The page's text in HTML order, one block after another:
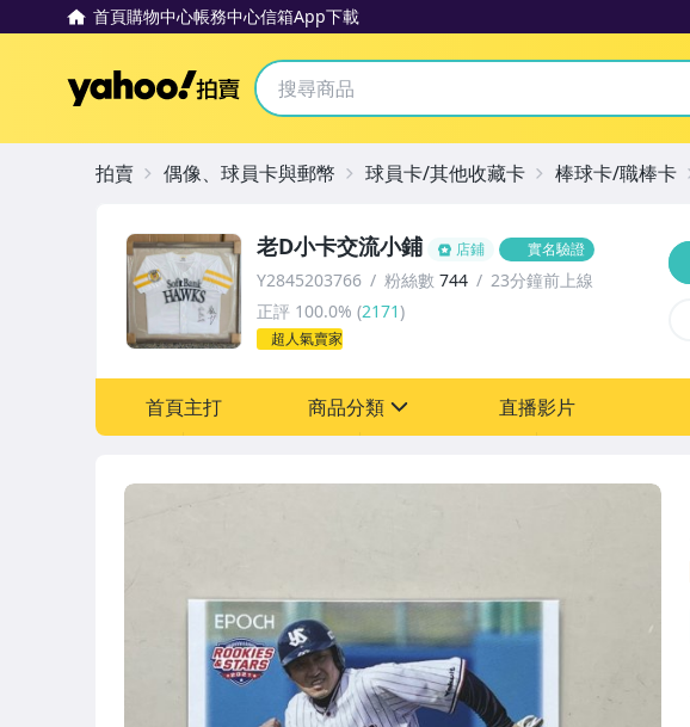
首頁購物中心帳務中心信箱App下載
Yahoo拍賣
老D小卡交流小鋪 店鋪 實名驗證
Y2845203766 粉絲數 744
23分鐘前上線
正評 100.0% (2171)
超人氣賣家
首頁主打 商品分類 直播影片
拍賣 偶像、球員卡與郵幣 球員卡/其他收藏卡 棒球卡/職棒卡